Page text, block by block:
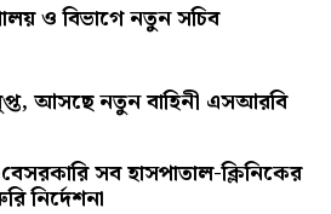
ও বিভাগে নতুন সচিব
আসছে নতুন বাহিনী এসআরবি
সব হাসপাতাল-ক্লিনিকের
নির্দেশনা